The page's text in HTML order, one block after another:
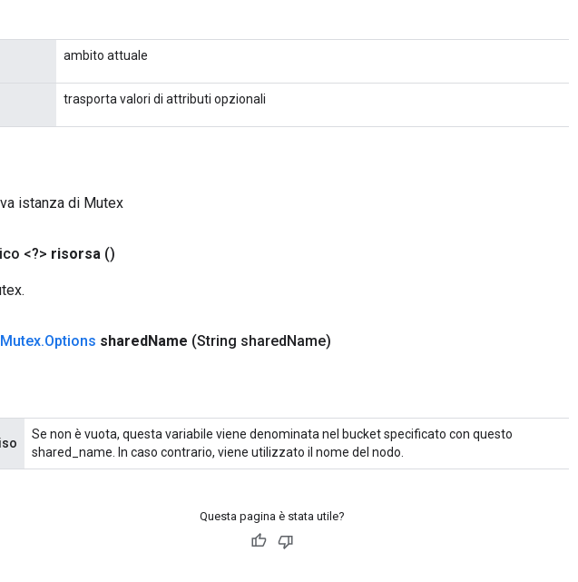
ambito attuale
trasporta valori di attributi opzionali
istanza di Mutex
<?> risorsa ()
Mutex.Options sharedName (String sharedName)
Se non è vuota, questa variabile viene denominata nel bucket specificato con questo
shared_name. In caso contrario, viene utilizzato il nome del nodo.
Questa pagina è stata utile?